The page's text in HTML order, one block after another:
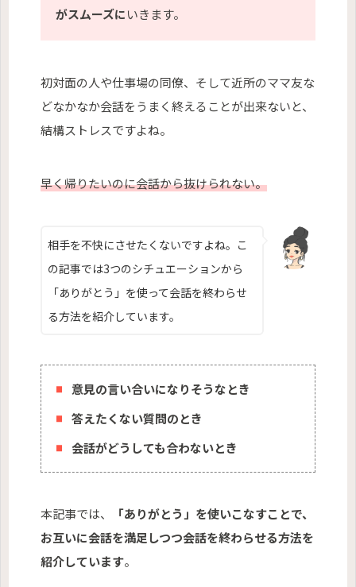
がスムーズにいきます。
初対面の人や仕事場の同僚、そして近所のママ友な
どなかなか会話をうまく終えることが出来ないと、
結構ストレスですよね。
早く帰りたいのに会話から抜けられない。
相手を不快にさせたくないですよね。こ
の記事では3つのシチュエーションから
「ありがとう」を使って会話を終わらせ
る方法を紹介しています。
意見の言い合いになりそうなとき
答えたくない質問のとき
会話がどうしても合わないとき
本記事では、
「ありがとう」を使いこなすことで、
お互いに会話を満足しつつ会話を終わらせる方法を
紹介しています。